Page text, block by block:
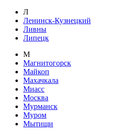
Л
Ленинск-Кузнецкий
Ливны
Липецк
М
Магнитогорск
Майкоп
Махачкала
Миасс
Москва
Мурманск
Муром
Мытищи